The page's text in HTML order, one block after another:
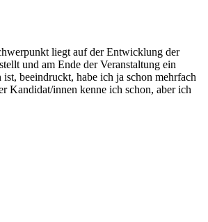
liegt auf der Entwicklung der
und am Ende der Veranstaltung ein
beeindruckt, habe ich ja schon mehrfach
Kandidat/innen kenne ich schon, aber ich